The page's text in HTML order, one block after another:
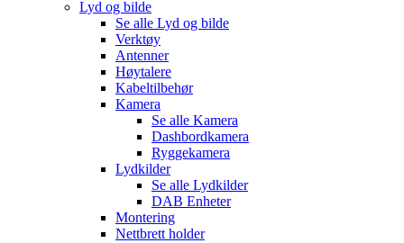
Lyd og bilde
Se alle Lyd og bilde
Verktøy
Antenner
Høytalere
Kabeltilbehør
Kamera
Se alle Kamera
Dashbordkamera
Ryggekamera
Lydkilder
Se alle Lydkilder
DAB Enheter
Montering
Nettbrett holder